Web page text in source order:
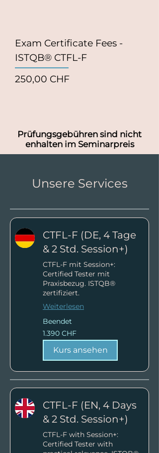
Exam Certificate Fees -
ISTQB® CTFL-F
Preis
250,00 CHF
Prüfungsgebühren sind nicht
enhalten im Seminarpreis
Unsere Services
CTFL-F (DE, 4 Tage
& 2 Std. Session+)
CTFL-F mit Session+:
Certified Tester mit
Praxisbezug. ISTQB®
zertifiziert.
Weiterlesen
Beendet
1.390
Schweizer
Franken
1.390 CHF
Kurs ansehen
CTFL-F (EN, 4 Days
& 2 Std. Session+)
CTFL-F with Session+:
Certified Tester with